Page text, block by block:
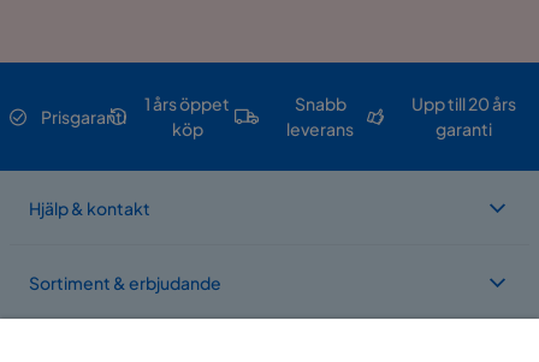
Prisgaranti
1 års öppet
köp
Snabb
leverans
Upp till 20 års
garanti
Hjälp & kontakt
Sortiment & erbjudande